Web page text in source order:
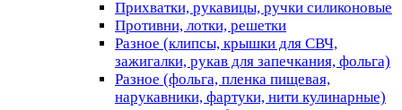
Прихватки, рукавицы, ручки силиконовые
Противни, лотки, решетки
Разное (клипсы, крышки для СВЧ,
зажигалки, рукав для запечкания, фольга)
Разное (фольга, пленка пищевая,
нарукавники, фартуки, нити кулинарные)